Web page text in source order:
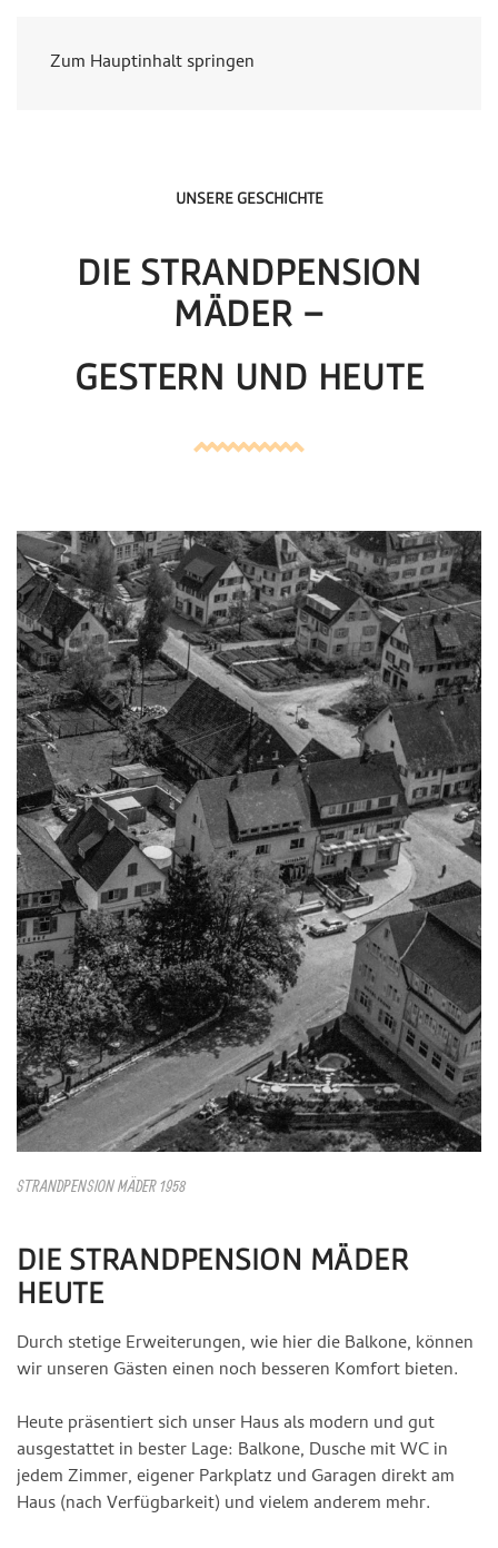
Zum Hauptinhalt springen
UNSERE GESCHICHTE
DIE STRANDPENSION
MÄDER –
GESTERN UND HEUTE
STRANDPENSION MÄDER 1958
DIE STRANDPENSION MÄDER
HEUTE
Durch stetige Erweiterungen, wie hier die Balkone, können
wir unseren Gästen einen noch besseren Komfort bieten.
Heute präsentiert sich unser Haus als modern und gut
ausgestattet in bester Lage: Balkone, Dusche mit WC in
jedem Zimmer, eigener Parkplatz und Garagen direkt am
Haus (nach Verfügbarkeit) und vielem anderem mehr.